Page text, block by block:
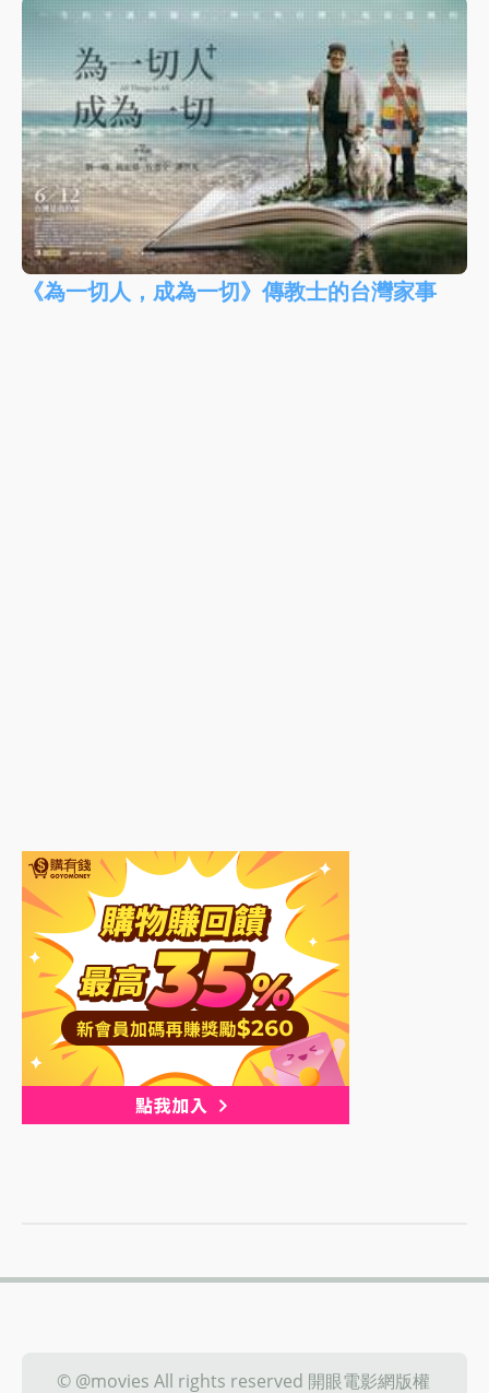
《為一切人，成為一切》傳教士的台灣家事
© @movies All rights reserved 開眼電影網版權